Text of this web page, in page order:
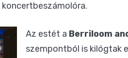
koncertbeszámolóra.
Az estét a Berriloom
szempontból is kilógtak